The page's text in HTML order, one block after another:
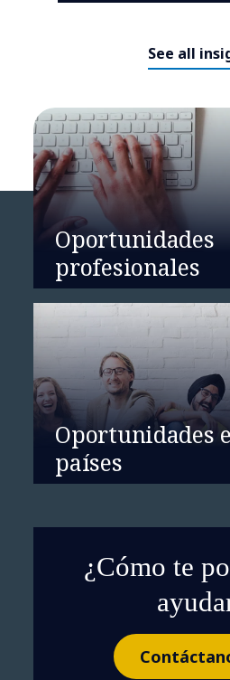
See all
Oportunidades
profesionales
Oportunidades
países
¿Cómo te